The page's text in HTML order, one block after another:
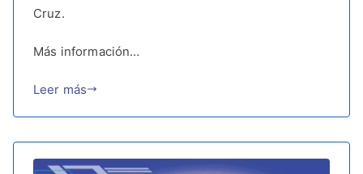
Cruz.
Más información…
Leer más